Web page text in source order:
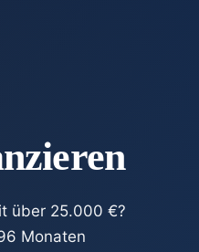
über 25.000 €?
Monaten